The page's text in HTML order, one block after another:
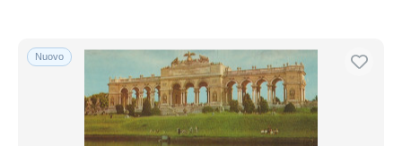
Nuovo